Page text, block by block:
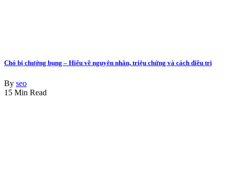
Chó bị chướng bụng – Hiểu về nguyên nhân, triệu chứng và cách điều trị
By seo
15 Min Read